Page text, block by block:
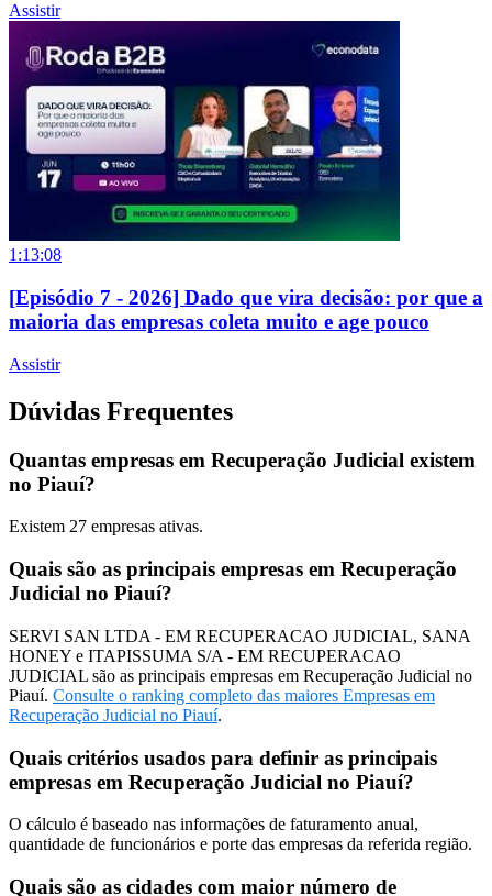
Assistir
1:13:08
[Episódio 7 - 2026] Dado que vira decisão: por que a
maioria das empresas coleta muito e age pouco
Assistir
Dúvidas Frequentes
Quantas empresas em Recuperação Judicial existem
no Piauí?
Existem 27 empresas ativas.
Quais são as principais empresas em Recuperação
Judicial no Piauí?
SERVI SAN LTDA - EM RECUPERACAO JUDICIAL, SANA
HONEY e ITAPISSUMA S/A - EM RECUPERACAO
JUDICIAL são as principais empresas em Recuperação Judicial no
Piauí. Consulte o ranking completo das maiores Empresas em
Recuperação Judicial no Piauí.
Quais critérios usados para definir as principais
empresas em Recuperação Judicial no Piauí?
O cálculo é baseado nas informações de faturamento anual,
quantidade de funcionários e porte das empresas da referida região.
Quais são as cidades com maior número de